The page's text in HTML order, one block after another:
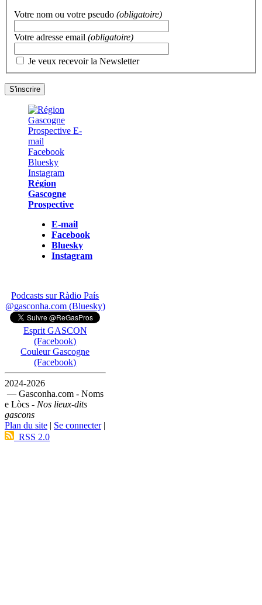
Votre nom ou votre pseudo (obligatoire)
Votre adresse email (obligatoire)
Je veux recevoir la Newsletter
Région
Gascogne
Prospective
E-mail
Facebook
Bluesky
Instagram
Podcasts sur Ràdio País
@gasconha.com (Bluesky)
Esprit GASCON
(Facebook)
Couleur Gascogne
(Facebook)
2024-2026
— Gasconha.com - Noms
e Lòcs - Nos lieux-dits
gascons
Plan du site | Se connecter|
RSS 2.0